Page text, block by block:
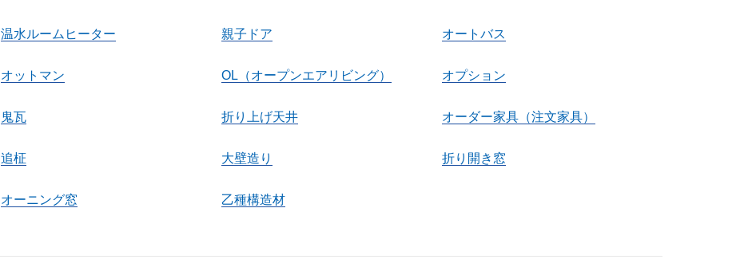
温水ルームヒーター 親子ドア オートバス
オットマン OL（オープンエアリビング） オプション
鬼瓦 折り上げ天井 オーダー家具（注文家具）
追柾 大壁造り 折り開き窓
オーニング窓 乙種構造材